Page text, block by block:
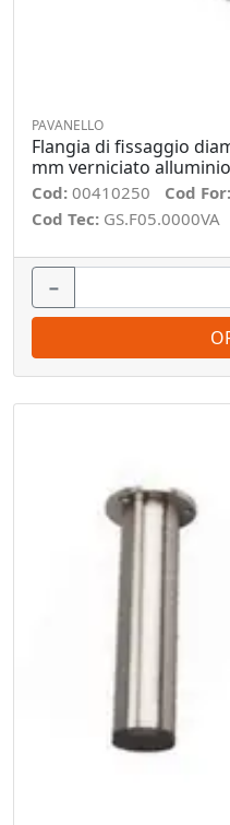
PAVANELLO
Flangia di fissaggio
mm verniciato alluminio
Cod: 00410250 Cod For:
Cod Tec: GS.F05.0000VA
−